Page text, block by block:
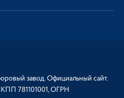
завод. Официальный сайт.
781101001, ОГРН